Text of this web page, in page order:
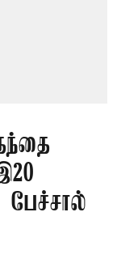
பேச்சால்